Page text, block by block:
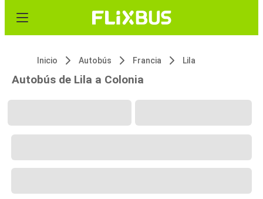
Inicio Autobús Francia Lila
Autobús de Lila a Colonia